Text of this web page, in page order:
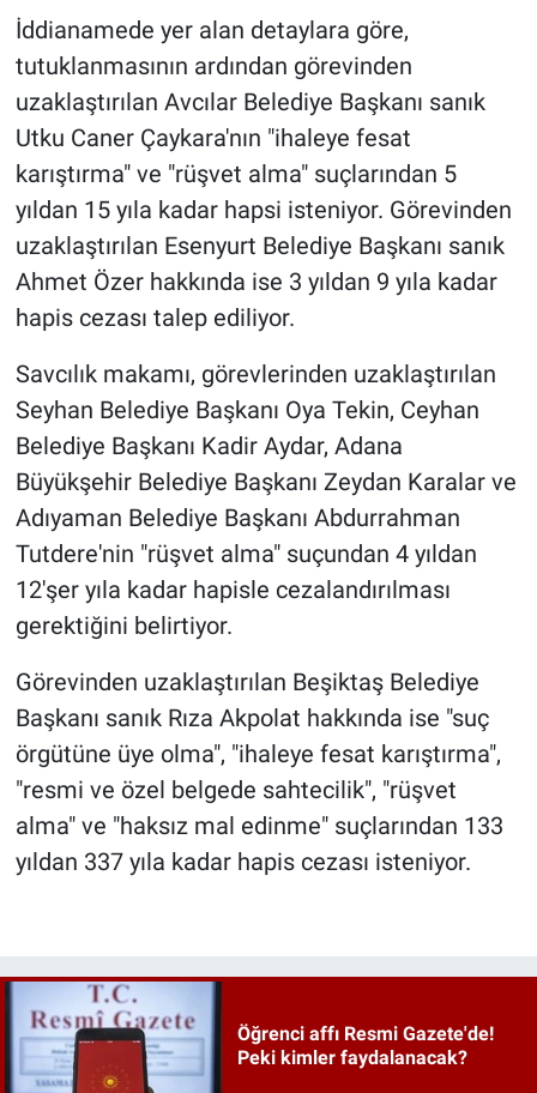
İddianamede yer alan detaylara göre,
tutuklanmasının ardından görevinden
uzaklaştırılan Avcılar Belediye Başkanı sanık
Utku Caner Çaykara'nın "ihaleye fesat
karıştırma" ve "rüşvet alma" suçlarından 5
yıldan 15 yıla kadar hapsi isteniyor. Görevinden
uzaklaştırılan Esenyurt Belediye Başkanı sanık
Ahmet Özer hakkında ise 3 yıldan 9 yıla kadar
hapis cezası talep ediliyor.
Savcılık makamı, görevlerinden uzaklaştırılan
Seyhan Belediye Başkanı Oya Tekin, Ceyhan
Belediye Başkanı Kadir Aydar, Adana
Büyükşehir Belediye Başkanı Zeydan Karalar ve
Adıyaman Belediye Başkanı Abdurrahman
Tutdere'nin "rüşvet alma" suçundan 4 yıldan
12'şer yıla kadar hapisle cezalandırılması
gerektiğini belirtiyor.
Görevinden uzaklaştırılan Beşiktaş Belediye
Başkanı sanık Rıza Akpolat hakkında ise "suç
örgütüne üye olma", "ihaleye fesat karıştırma",
"resmi ve özel belgede sahtecilik", "rüşvet
alma" ve "haksız mal edinme" suçlarından 133
yıldan 337 yıla kadar hapis cezası isteniyor.
Öğrenci affı Resmi Gazete'de!
Peki kimler faydalanacak?